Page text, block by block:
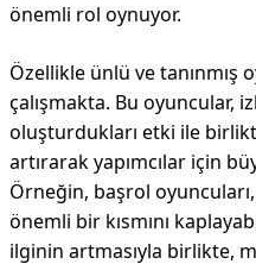
önemli rol oynuyor.
Özellikle ünlü ve tanınmış
çalışmakta. Bu oyuncular,
oluşturdukları etki ile
artırarak yapımcılar için
Örneğin, başrol
önemli bir kısmını
ilginin artmasıyla birlikte,